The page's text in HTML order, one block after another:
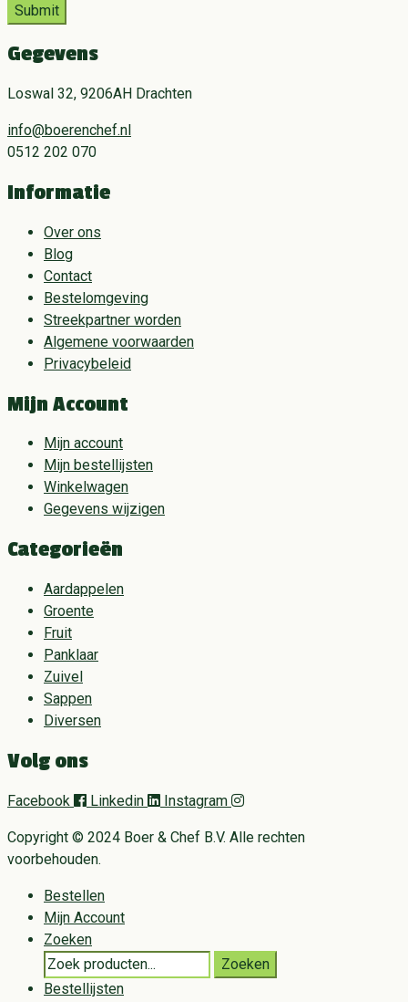
Submit
Gegevens
Loswal 32, 9206AH Drachten
info@boerenchef.nl
0512 202 070
Informatie
Over ons
Blog
Contact
Bestelomgeving
Streekpartner worden
Algemene voorwaarden
Privacybeleid
Mijn Account
Mijn account
Mijn bestellijsten
Winkelwagen
Gegevens wijzigen
Categorieën
Aardappelen
Groente
Fruit
Panklaar
Zuivel
Sappen
Diversen
Volg ons
Facebook Linkedin Instagram
Copyright © 2024 Boer & Chef B.V. Alle rechten
voorbehouden.
Bestellen
Mijn Account
Zoeken
Search
for:
Zoeken
Bestellijsten